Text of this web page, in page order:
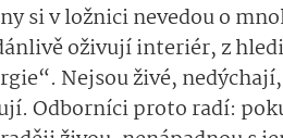
si v ložnici nevedou o
oživují interiér, z
Nejsou živé,
Odborníci proto radí: